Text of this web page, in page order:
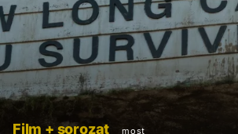
Film + sorozat most